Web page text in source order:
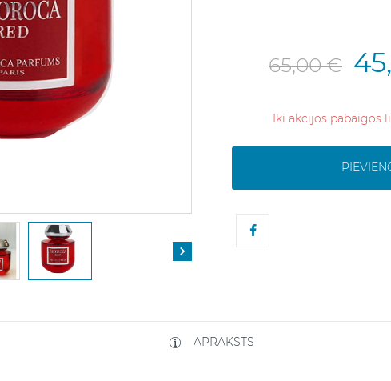

65,00 €
Iki akcijos pabaigos
APRAKSTS